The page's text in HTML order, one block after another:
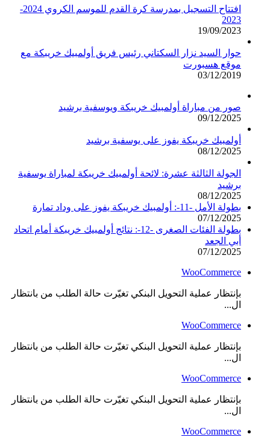
افتتاح التسجيل بمدرسة كرة القدم للموسم الكروي 2024-
2023
19/09/2023
حوار السيد نزار السكتاني رئيس فريق أولمبيك خريبكة مع
موقع هسبورت
03/12/2019
صور من مباراة أولمبيك خريبكة ويوسفية برشيد
09/12/2025
أولمبيك خريبكة يفوز على يوسفية برشيد
08/12/2025
الجولة الثالثة عشرة: لائحة أولمبيك خريبكة لمباراة يوسفية
برشيد
08/12/2025
بطولة الأمل -11-: أولمبيك خريبكة يفوز على وداد تمارة
07/12/2025
بطولة الفئات الصغرى -12-: نتائج أولمبيك خريبكة أمام اتحاد
أبي الجعد
07/12/2025
WooCommerce
بإنتظار عملية التحويل البنكي تغيّرت حالة الطلب من بانتظار
ال...
WooCommerce
بإنتظار عملية التحويل البنكي تغيّرت حالة الطلب من بانتظار
ال...
WooCommerce
بإنتظار عملية التحويل البنكي تغيّرت حالة الطلب من بانتظار
ال...
WooCommerce